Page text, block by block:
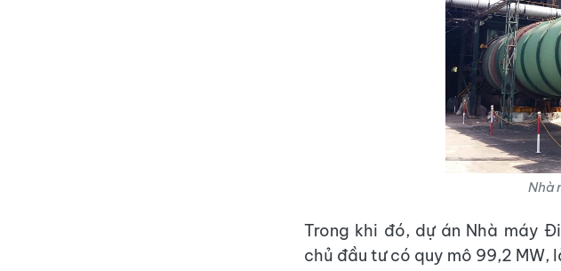
Nhà
Trong khi đó, dự án Nhà máy
chủ đầu tư có quy mô 99,2 MW,